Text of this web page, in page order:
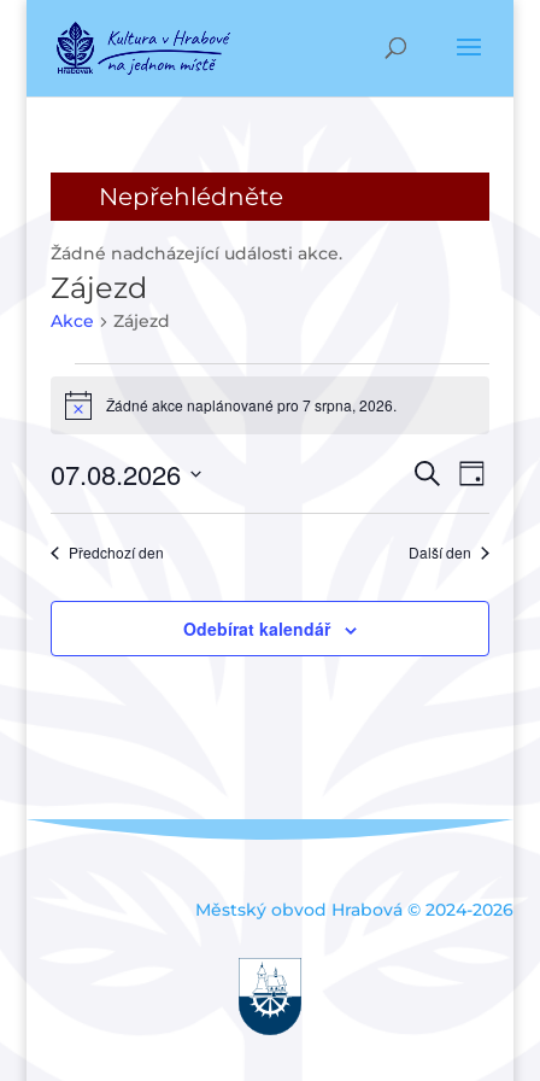
Nepřehlédněte
Žádné nadcházející události akce.
Zájezd
Akce Zájezd
for
srpna,
2026
Notice Žádné akce naplánované pro 7 srpna, 2026.
a
Hledat
pro
Akce
Den
07.08.2026
Předchozí den Další den
Odebírat kalendář
Městský obvod Hrabová © 2024-2026